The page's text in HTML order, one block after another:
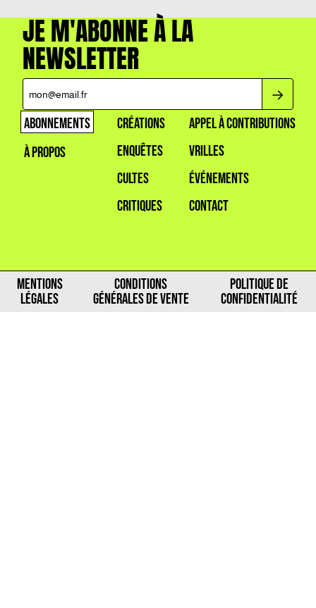
JE M'ABONNE À LA
NEWSLETTER
ABONNEMENTS
À PROPOS
CRÉATIONS
ENQUÊTES
CULTES
CRITIQUES
APPEL À CONTRIBUTIONS
VRILLES
ÉVÉNEMENTS
CONTACT
MENTIONS
LÉGALES
CONDITIONS
GÉNÉRALES DE VENTE
POLITIQUE DE
CONFIDENTIALITÉ